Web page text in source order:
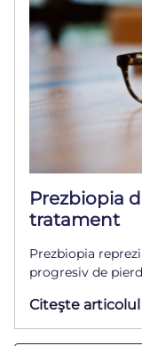
Prezbiopia
tratament
Prezbiopia
progresiv de
Citeşte articolul